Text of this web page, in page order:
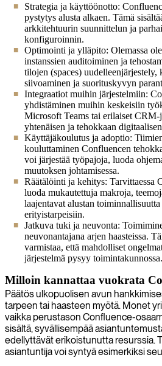
Strategia ja käyttöönotto:
pystytys alusta alkaen. Tämä
arkkitehtuurin suunnittelun ja
konfiguroinnin.
Optimointi ja ylläpito: Olemassa
instanssien auditoiminen ja
tilojen (spaces) uudelleenjärjestely,
siivoaminen ja suorituskyvyn
Integraatiot muihin järjestelmiin:
yhdistäminen muihin keskeisiin
Microsoft Teams tai erilaiset CRM-
yhtenäisen ja tehokkaan
Käyttäjäkoulutus ja adoptio:
kouluttaminen Confluencen
voi järjestää työpajoja, luoda
muutoksen johtamisessa.
Räätälöinti ja kehitys: Tarvittaessa
luoda mukautettuja makroja,
laajentavat alustan
erityistarpeisiin.
Jatkuva tuki ja neuvonta:
neuvonantajana arjen haasteissa.
varmistaa, että mahdolliset
järjestelmä pysyy toimintakunnossa.
Milloin kannattaa vuokrata
Päätös ulkopuolisen avun
tarpeen tai haasteen myötä. Monet
vaikka perustason Confluence-
sisältä, syvällisempää
edellyttävät erikoistunutta resurssia.
asiantuntija voi syntyä esimerkiksi